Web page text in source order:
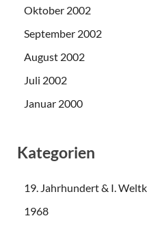
Oktober 2002
September 2002
August 2002
Juli 2002
Januar 2000
Kategorien
19. Jahrhundert & I.
1968